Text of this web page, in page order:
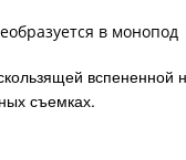
в монопод
съемках.